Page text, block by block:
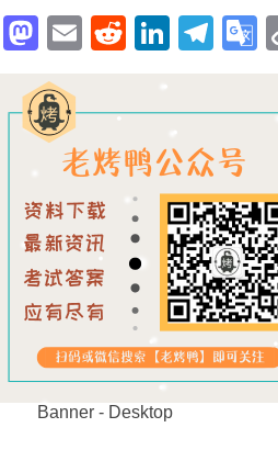
Facebook
Mastodon
EmailReddit